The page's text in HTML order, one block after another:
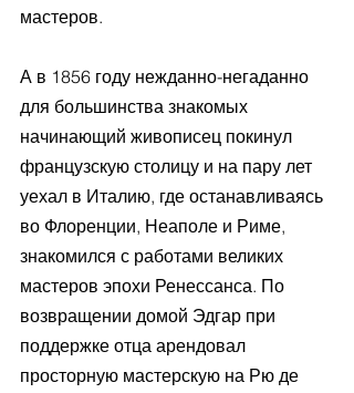
мастеров.
А в 1856 году нежданно-негаданно
для большинства знакомых
начинающий живописец покинул
французскую столицу и на пару лет
уехал в Италию, где останавливаясь
во Флоренции, Неаполе и Риме,
знакомился с работами великих
мастеров эпохи Ренессанса. По
возвращении домой Эдгар при
поддержке отца арендовал
просторную мастерскую на Рю де